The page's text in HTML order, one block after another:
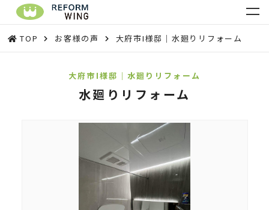
TOP お客様の声 大府市I様邸｜水廻りリフォーム
大府市I様邸｜水廻りリフォーム
水廻りリフォーム